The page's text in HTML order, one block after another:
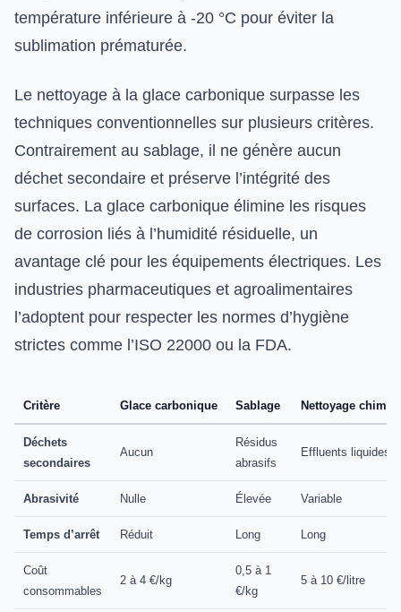
température inférieure à -20 °C pour éviter la
sublimation prématurée.
Le nettoyage à la glace carbonique surpasse les
techniques conventionnelles sur plusieurs critères.
Contrairement au sablage, il ne génère aucun
déchet secondaire et préserve l’intégrité des
surfaces. La glace carbonique élimine les risques
de corrosion liés à l’humidité résiduelle, un
avantage clé pour les équipements électriques. Les
industries pharmaceutiques et agroalimentaires
l’adoptent pour respecter les normes d’hygiène
strictes comme l’ISO 22000 ou la FDA.
Critère Glace carbonique Sablage Nettoyage
Déchets
secondaires
Aucun
Résidus
abrasifs
Effluents liquides
Abrasivité Nulle Élevée Variable
Temps d’arrêt Réduit Long Long
Coût
consommables
2 à 4 €/kg
0,5 à 1
€/kg
5 à 10 €/litre